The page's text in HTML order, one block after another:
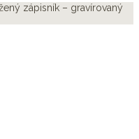
zápisník – gravírovaný